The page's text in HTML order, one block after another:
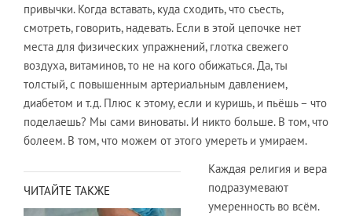
привычки. Когда вставать, куда сходить, что съесть,
смотреть, говорить, надевать. Если в этой цепочке нет
места для физических упражнений, глотка свежего
воздуха, витаминов, то не на кого обижаться. Да, ты
толстый, с повышенным артериальным давлением,
диабетом и т.д. Плюс к этому, если и куришь, и пьёшь – что
поделаешь? Мы сами виноваты. И никто больше. В том, что
болеем. В том, что можем от этого умереть и умираем.​
ЧИТАЙТЕ ТАКЖЕ
Каждая религия и вера
подразумевают
умеренность во всём.